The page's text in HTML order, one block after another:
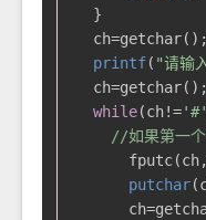
    }
printf( "请输
while(ch!='#'
//如果第一
putchar